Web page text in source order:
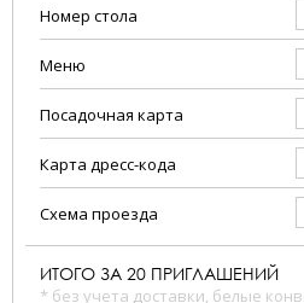
Номер стола
Меню
Посадочная карта
Карта дресс-кода
Схема проезда
ИТОГО ЗА 20 ПРИГЛАШЕНИЙ
* без учета доставки, белые